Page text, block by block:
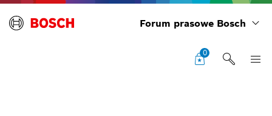
Forum prasowe Bosch
0